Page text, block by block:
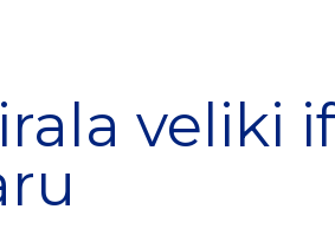
veliki